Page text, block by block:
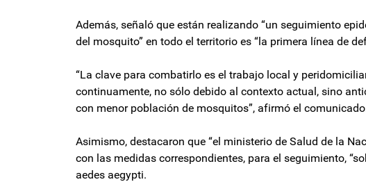
Además, señaló que están realizando “un seguimiento
del mosquito” en todo el territorio es “la primera línea de
“La clave para combatirlo es el trabajo local y
continuamente, no sólo debido al contexto actual, sino
con menor población de mosquitos”, afirmó el
Asimismo, destacaron que “el ministerio de Salud de la
con las medidas correspondientes, para el seguimiento,
aedes aegypti.